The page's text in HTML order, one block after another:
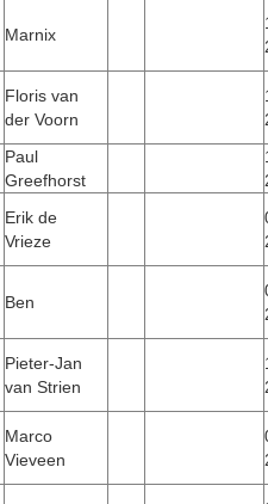
Marnix
Floris van
der Voorn
Paul
Greefhorst
Erik de
Vrieze
Ben
Pieter-Jan
van Strien
Marco
Vieveen